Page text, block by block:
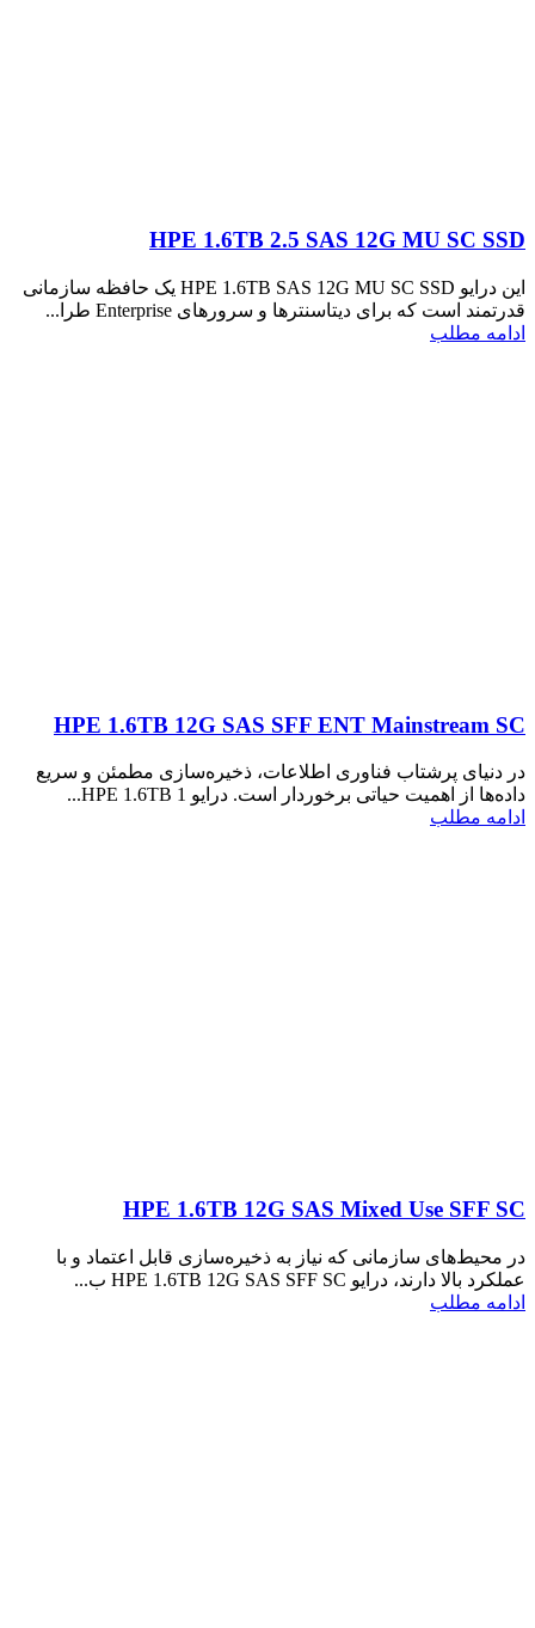
HPE 1.6TB 2.5 SAS 12G MU SC SSD
این درایو HPE 1.6TB SAS 12G MU SC SSD یک حافظه سازمانی
قدرتمند است که برای دیتاسنترها و سرورهای Enterprise طرا...
ادامه مطلب
HPE 1.6TB 12G SAS SFF ENT Mainstream SC
در دنیای پرشتاب فناوری اطلاعات، ذخیره‌سازی مطمئن و سریع
داده‌ها از اهمیت حیاتی برخوردار است. درایو HPE 1.6TB 1...
ادامه مطلب
HPE 1.6TB 12G SAS Mixed Use SFF SC
در محیط‌های سازمانی که نیاز به ذخیره‌سازی قابل اعتماد و با
عملکرد بالا دارند، درایو HPE 1.6TB 12G SAS SFF SC ب...
ادامه مطلب